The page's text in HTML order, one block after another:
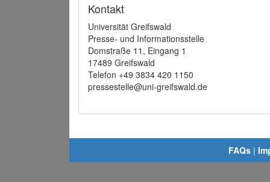
Kontakt
Universität Greifswald
Presse- und Informationsstelle
Domstraße 11, Eingang 1
17489 Greifswald
Telefon +49 3834 420 1150
pressestelle@uni-greifswald.de
FAQs |